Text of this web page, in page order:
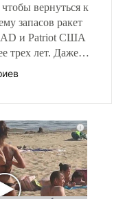
вернуться к
запасов ракет
и Patriot США
трех лет. Даже
с Ираном
например, перед